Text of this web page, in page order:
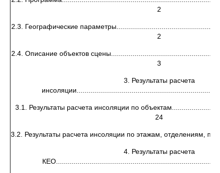
2
2.3. Географические
2
2.4. Описание объектов
3
3. Результаты расчета
3.1. Результаты расчета инсоляции по
24
3.2. Результаты расчета инсоляции по этажам, отделениям,
4. Результаты расчета